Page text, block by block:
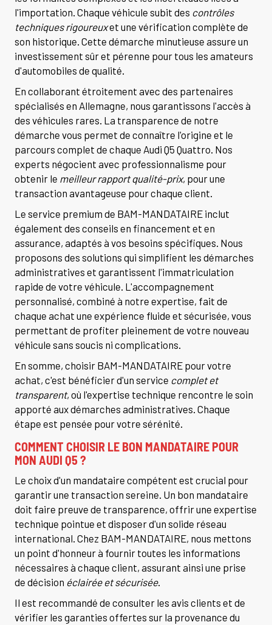
l'importation. Chaque véhicule subit des contrôles
techniques rigoureuxet une vérification complète de
son historique. Cette démarche minutieuse assure un
investissement sûr et pérenne pour tous les amateurs
d'automobiles de qualité.
En collaborant étroitement avec des partenaires
spécialisés en Allemagne, nous garantissons l'accès à
des véhicules rares. La transparence de notre
démarche vous permet de connaître l'origine et le
parcours complet de chaque Audi Q5 Quattro. Nos
experts négocient avec professionnalisme pour
obtenir le meilleur rapport qualité-prix, pour une
transaction avantageuse pour chaque client.
Le service premium de BAM-MANDATAIRE inclut
également des conseils en financement et en
assurance, adaptés à vos besoins spécifiques. Nous
proposons des solutions qui simplifient les démarches
administratives et garantissent l'immatriculation
rapide de votre véhicule. L'accompagnement
personnalisé, combiné à notre expertise, fait de
chaque achat une expérience fluide et sécurisée, vous
permettant de profiter pleinement de votre nouveau
véhicule sans soucis ni complications.
En somme, choisir BAM-MANDATAIRE pour votre
achat, c'est bénéficier d'un service complet et
transparent, où l'expertise technique rencontre le soin
apporté aux démarches administratives. Chaque
étape est pensée pour votre sérénité.
COMMENT CHOISIR LE BON MANDATAIRE POUR
MON AUDI Q5 ?
Le choix d'un mandataire compétent est crucial pour
garantir une transaction sereine. Un bon mandataire
doit faire preuve de transparence, offrir une expertise
technique pointue et disposer d'un solide réseau
international. Chez BAM-MANDATAIRE, nous mettons
un point d'honneur à fournir toutes les informations
nécessaires à chaque client, assurant ainsi une prise
de décision éclairée et sécurisée.
Il est recommandé de consulter les avis clients et de
vérifier les garanties offertes sur la provenance du